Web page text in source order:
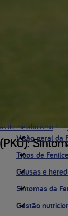
do metabolismo
Visão geral da
Tipos de
Causas e
Sintomas da
Gestão